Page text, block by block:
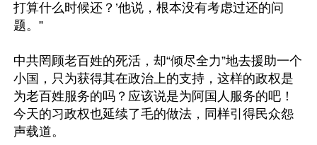
打算什么时候还？’他说，根本没有考虑过还的问
题。”
中共罔顾老百姓的死活，却“倾尽全力”地去援助一个
小国，只为获得其在政治上的支持，这样的政权是
为老百姓服务的吗？应该说是为阿国人服务的吧！
今天的习政权也延续了毛的做法，同样引得民众怨
声载道。